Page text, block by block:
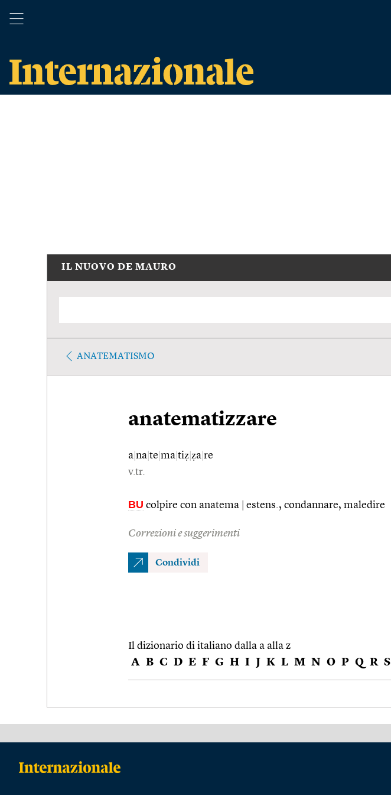
IL NUOVO DE MAURO
ANATEMATISMO
anatematizzare
a na te ma tiẓ ẓa re
v.tr.
BU colpire con anatema estens., condannare, maledire
Correzioni e suggerimenti
Condividi
Il dizionario di italiano dalla a alla z
A B C D E F G H I J K L M N O P Q R S